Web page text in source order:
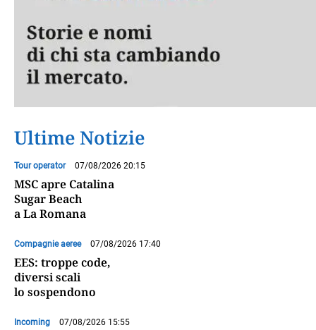
Ultime Notizie
Tour operator 07/08/2026 20:15
MSC apre Catalina
Sugar Beach
a La Romana
Compagnie aeree 07/08/2026 17:40
EES: troppe code,
diversi scali
lo sospendono
Incoming 07/08/2026 15:55